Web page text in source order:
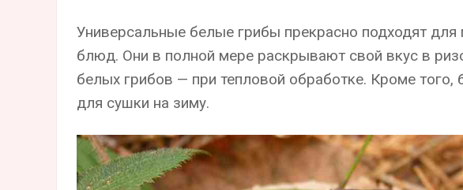
Универсальные белые грибы прекрасно подходят для
блюд. Они в полной мере раскрывают свой вкус в
белых грибов — при тепловой обработке. Кроме того,
для сушки на зиму.